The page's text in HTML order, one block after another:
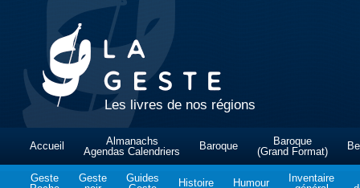
Les livres de nos régions
Accueil
Almanachs
Agendas Calendriers
Baroque
Baroque
(Grand Format)
Geste
Geste
Guides
Histoire Humour
Inventaire